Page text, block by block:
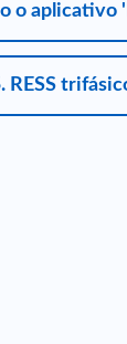
o aplicativo
RESS